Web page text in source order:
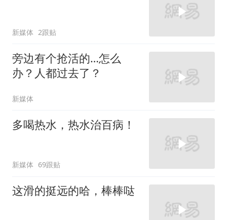
新媒体 2跟贴
旁边有个抢活的…怎么
办？人都过去了？
新媒体
多喝热水，热水治百病！
新媒体 69跟贴
这滑的挺远的哈，棒棒哒